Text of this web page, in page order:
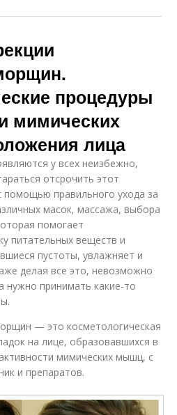
процедуры
мимических
лица
у всех неизбежно,
отсрочить этот
правильного ухода за
масок, массажа, выбора
помогает
питательных веществ и
пустоты, увлажняет и
делая все это, невозможно
нужно принимать какие-то
— это косметологическая
на лице, образовавшихся в
мимических мышц, с
и препаратов.